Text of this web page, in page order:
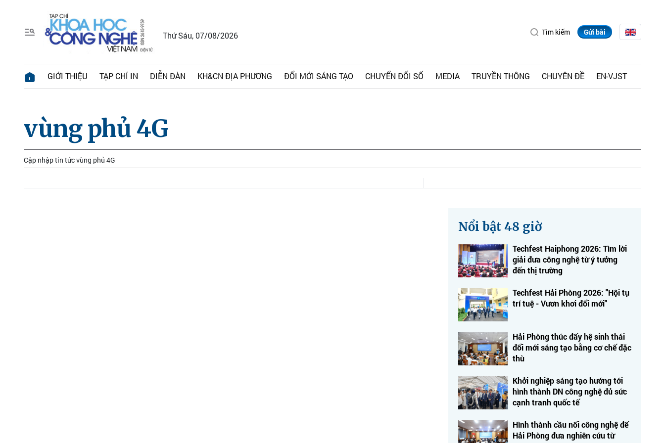
Thứ Sáu, 07/08/2026 Tìm kiếm Gửi bài
GIỚI THIỆU TẠP CHÍ IN DIỄN ĐÀN KH&CN ĐỊA PHƯƠNG ĐỔI MỚI SÁNG TẠO CHUYỂN ĐỔI SỐ MEDIA TRUYỀN THÔNG CHUYÊN ĐỀ EN-VJST
vùng phủ 4G
Cập nhập tin tức vùng phủ 4G
Nổi bật 48 giờ
Techfest Haiphong 2026: Tìm lời
giải đưa công nghệ từ ý tưởng
đến thị trường
Techfest Hải Phòng 2026: "Hội tụ
trí tuệ - Vươn khơi đổi mới"
Hải Phòng thúc đẩy hệ sinh thái
đổi mới sáng tạo bằng cơ chế đặc
thù
Khởi nghiệp sáng tạo hướng tới
hình thành DN công nghệ đủ sức
cạnh tranh quốc tế
Hình thành cầu nối công nghệ để
Hải Phòng đưa nghiên cứu từ